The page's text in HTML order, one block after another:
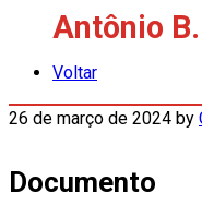
Antônio
Voltar
26 de março de 2024 by
Documento